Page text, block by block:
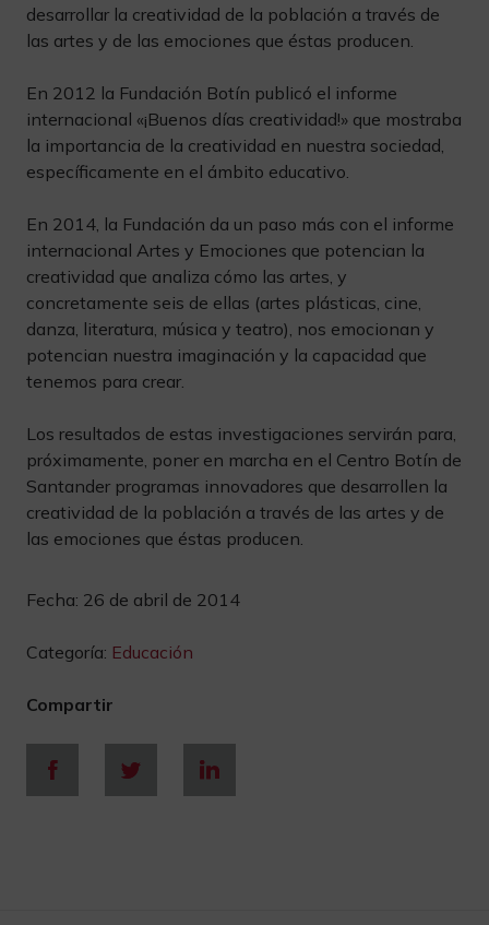
desarrollar la creatividad de la población a través de
las artes y de las emociones que éstas producen.
En 2012 la Fundación Botín publicó el informe
internacional «¡Buenos días creatividad!» que mostraba
la importancia de la creatividad en nuestra sociedad,
específicamente en el ámbito educativo.
En 2014, la Fundación da un paso más con el informe
internacional Artes y Emociones que potencian la
creatividad que analiza cómo las artes, y
concretamente seis de ellas (artes plásticas, cine,
danza, literatura, música y teatro), nos emocionan y
potencian nuestra imaginación y la capacidad que
tenemos para crear.
Los resultados de estas investigaciones servirán para,
próximamente, poner en marcha en el Centro Botín de
Santander programas innovadores que desarrollen la
creatividad de la población a través de las artes y de
las emociones que éstas producen.
Fecha: 26 de abril de 2014
Categoría: Educación
Compartir